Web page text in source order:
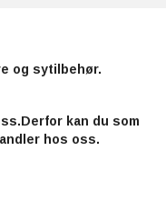
og sytilbehør.
kan du som
hos oss.